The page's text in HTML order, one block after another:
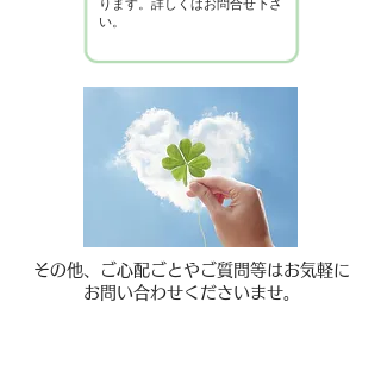
ります。詳しくはお問合せ下さ
い。
その他、ご心配ごとやご質問等はお気軽に
お問い合わせくださいませ。